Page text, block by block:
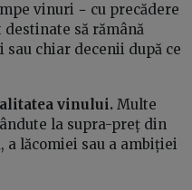
vinuri − cu precădere
să rămână
chiar decenii după ce
vinului. Multe
la supra-preț din
a lăcomiei sau a ambiției